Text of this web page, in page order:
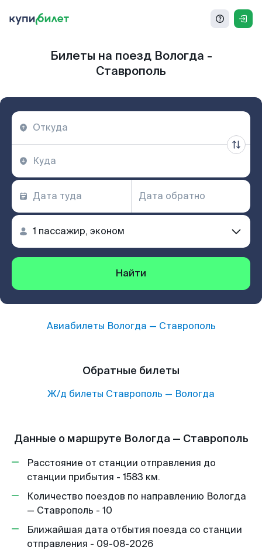
Билеты на поезд Вологда -
Ставрополь
Найти
Авиабилеты Вологда — Ставрополь
Обратные билеты
Ж/д билеты Ставрополь — Вологда
Данные о маршруте Вологда — Ставрополь
Расстояние от станции отправления до
станции прибытия - 1583 км.
Количество поездов по направлению Вологда
— Ставрополь - 10
Ближайшая дата отбытия поезда со станции
отправления - 09-08-2026